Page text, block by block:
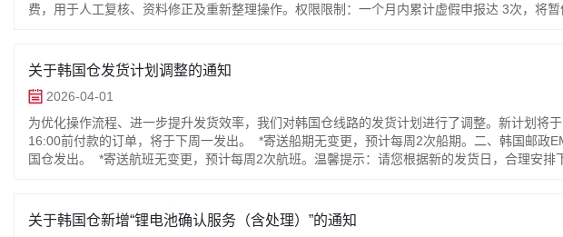
费，用于人工复核、资料修正及重新整理操作。权限限制：一个月内累计虚假申报达 3次，将
关于韩国仓发货计划调整的通知
2026-04-01
为优化操作流程、进一步提升发货效率，我们对韩国仓线路的发货计划进行了调整。新计划
16:00前付款的订单，将于下周一发出。 *寄送船期无变更，预计每周2次船期。二、韩国邮
国仓发出。 *寄送航班无变更，预计每周2次航班。温馨提示：请您根据新的发货日，合理安
关于韩国仓新增“锂电池确认服务（含处理）”的通知